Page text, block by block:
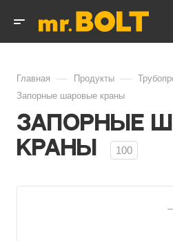
Главная — Продукты —
Запорные шаровые краны
Запорные
краны
100